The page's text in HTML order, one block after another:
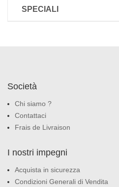
SPECIALI
Società
Chi siamo ?
Contattaci
Frais de Livraison
I nostri impegni
Acquista in sicurezza
Condizioni Generali di Vendita